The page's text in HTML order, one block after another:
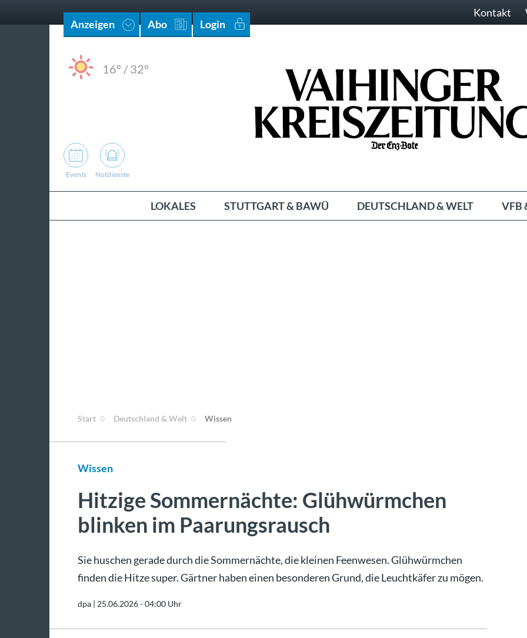
Anzeigen Abo Login
Kontakt
16° /32°
Events Notdienste
LOKALES STUTTGART & BAWÜ DEUTSCHLAND & WELT VFB
Start Deutschland & Welt Wissen
Wissen
Hitzige Sommernächte: Glühwürmchen
blinken im Paarungsrausch
Sie huschen gerade durch die Sommernächte, die kleinen Feenwesen. Glühwürmchen
finden die Hitze super. Gärtner haben einen besonderen Grund, die Leuchtkäfer zu mögen.
dpa | 25.06.2026 - 04:00 Uhr